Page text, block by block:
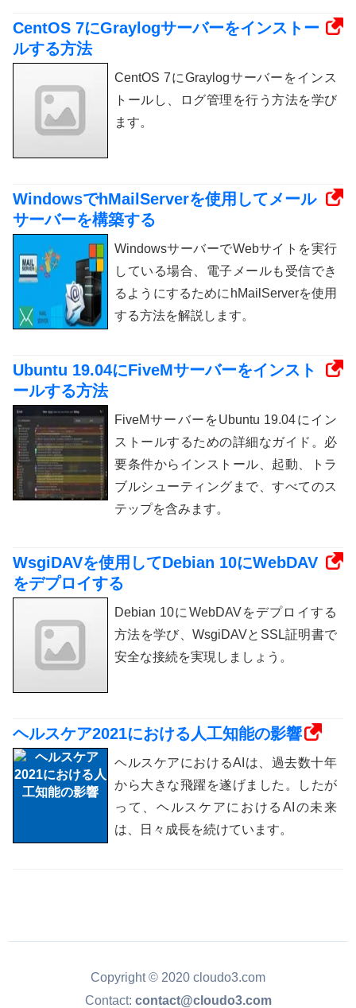
CentOS 7にGraylogサーバーをインストー
ルする方法
CentOS 7にGraylogサーバーをインス
トールし、ログ管理を行う方法を学び
ます。
WindowsでhMailServerを使用してメール
サーバーを構築する
WindowsサーバーでWebサイトを実行
している場合、電子メールも受信でき
るようにするためにhMailServerを使用
する方法を解説します。
Ubuntu 19.04にFiveMサーバーをインスト
ールする方法
FiveMサーバーをUbuntu 19.04にイン
ストールするための詳細なガイド。必
要条件からインストール、起動、トラ
ブルシューティングまで、すべてのス
テップを含みます。
WsgiDAVを使用してDebian 10にWebDAV
をデプロイする
Debian 10にWebDAVをデプロイする
方法を学び、WsgiDAVとSSL証明書で
安全な接続を実現しましょう。
ヘルスケア2021における人工知能の影響
ヘルスケアにおけるAIは、過去数十年
から大きな飛躍を遂げました。したが
って、ヘルスケアにおけるAIの未来
は、日々成長を続けています。
Copyright © 2020 cloudo3.com
Contact: contact@cloudo3.com